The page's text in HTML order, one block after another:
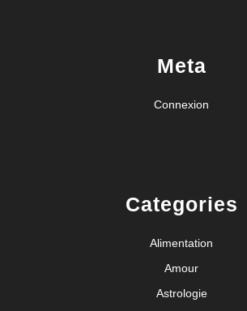
Meta
Connexion
Categories
Alimentation
Amour
Astrologie